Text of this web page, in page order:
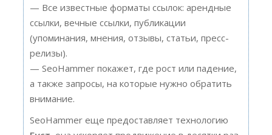
— Все известные форматы ссылок: арендные
ссылки, вечные ссылки, публикации
(упоминания, мнения, отзывы, статьи, пресс-
релизы).
— SeoHammer покажет, где рост или падение,
а также запросы, на которые нужно обратить
внимание.
SeoHammer еще предоставляет технологию